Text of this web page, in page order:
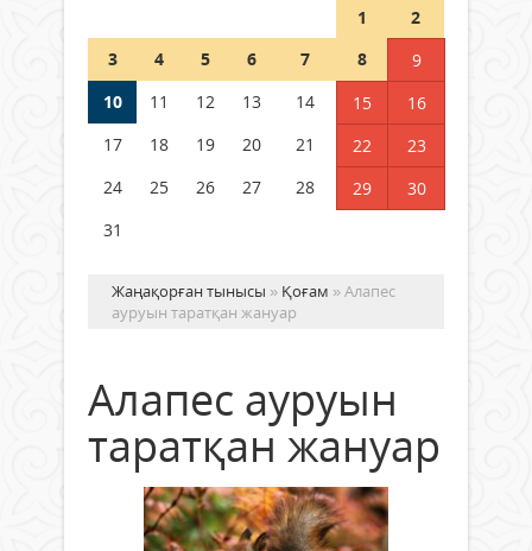
Шетелде жүрген Қазақстан
азаматтары қалай дауыс бере
05 тамыз 2026 ж.
1
2
3
4 5 6 7 8
9
10
11 12 13 14 15
16
17
18 19 20 21 22
23
24
25 26 27 28 29
30
31
Жаңақорған тынысы » Қоғам » Алапес
ауруын таратқан жануар
Алапес ауруын
таратқан жануар